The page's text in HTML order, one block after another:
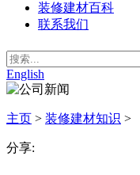
装修建材百科
联系我们
English
主页 > 装修建材知识 >
分享: